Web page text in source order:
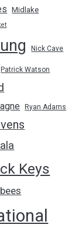
Midlake
Nick Cave
Patrick Watson
Ryan Adams
Keys